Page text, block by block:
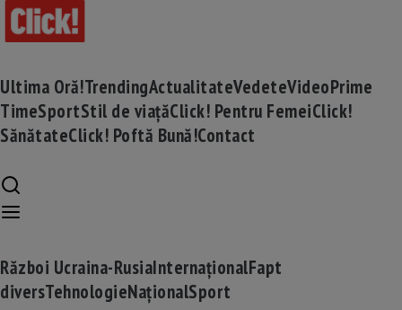
Ultima Oră!TrendingActualitateVedeteVideoPrime
TimeSportStil de viațăClick! Pentru FemeiClick!
SănătateClick! Poftă Bună!Contact
Război Ucraina-RusiaInternaționalFapt
diversTehnologieNaționalSport